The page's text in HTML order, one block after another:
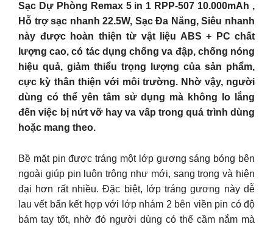
Sạc Dự Phòng Remax 5 in 1 RPP-507 10.000mAh ,
Hỗ trợ sạc nhanh 22.5W, Sạc Đa Năng, Siêu nhanh
này được hoàn thiện từ vật liệu ABS + PC chất
lượng cao, có tác dụng chống va đập, chống nóng
hiệu quả, giảm thiểu trọng lượng của sản phẩm,
cực kỳ thân thiện với môi trường. Nhờ vậy, người
dùng có thể yên tâm sử dụng mà không lo lắng
đến việc bị nứt vỡ hay va vấp trong quá trình dùng
hoặc mang theo.
Bề mặt pin được tráng một lớp gương sáng bóng bên
ngoài giúp pin luôn trông như mới, sang trọng và hiện
đại hơn rất nhiều. Đặc biệt, lớp tráng gương này dễ
lau vết bẩn kết hợp với lớp nhám 2 bên viền pin có độ
bám tay tốt, nhờ đó người dùng có thể cầm nắm mà